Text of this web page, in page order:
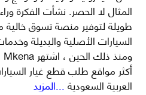
طويلة لتوفير منصة تسوق خالية
السيارات الأصلية والبديلة
أكثر مواقع طلب قطع غيار
العربية السعودية...المزيد